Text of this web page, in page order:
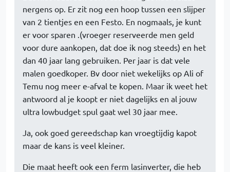
nergens op. Er zit nog een hoop tussen een slijper
van 2 tientjes en een Festo. En nogmaals, je kunt
er voor sparen .(vroeger reserveerde men geld
voor dure aankopen, dat doe ik nog steeds) en het
dan 40 jaar lang gebruiken. Per jaar is dat vele
malen goedkoper. Bv door niet wekelijks op Ali of
Temu nog meer e-afval te kopen. Maar ik weet het
antwoord al je koopt er niet dagelijks en al jouw
ultra lowbudget spul gaat wel 30 jaar mee.
Ja, ook goed gereedschap kan vroegtijdig kapot
maar de kans is veel kleiner.
Die maat heeft ook een ferm lasinverter, die heb